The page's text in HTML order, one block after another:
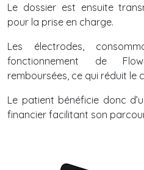
Le dossier est ensuite
pour la prise en charge.
Les électrodes,
fonctionnement de
remboursées, ce qui réduit le
Le patient bénéficie donc
financier facilitant son